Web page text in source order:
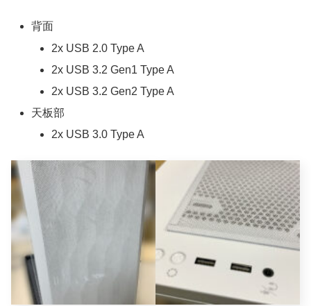
背面
2x USB 2.0 Type A
2x USB 3.2 Gen1 Type A
2x USB 3.2 Gen2 Type A
天板部
2x USB 3.0 Type A